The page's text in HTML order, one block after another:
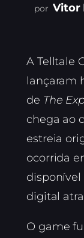
Vitor
A Telltale
lançaram
de The
chega ao
estreia
ocorrida
digital
O game